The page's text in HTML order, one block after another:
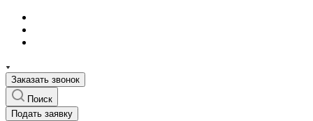
Заказать звонок
Поиск
Подать заявку